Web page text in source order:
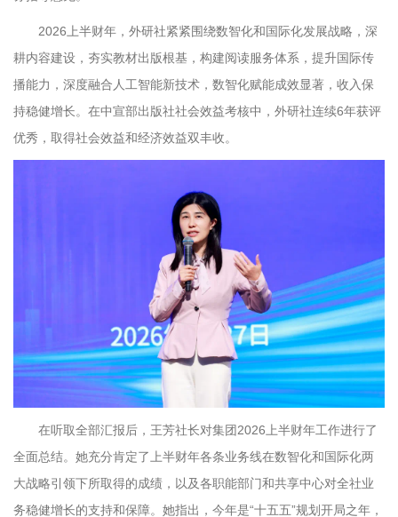
2026上半财年，外研社紧紧围绕数智化和国际化发展战略，深
耕内容建设，夯实教材出版根基，构建阅读服务体系，提升国际传
播能力，深度融合人工智能新技术，数智化赋能成效显著，收入保
持稳健增长。在中宣部出版社社会效益考核中，外研社连续6年获评
优秀，取得社会效益和经济效益双丰收。
在听取全部汇报后，王芳社长对集团2026上半财年工作进行了
全面总结。她充分肯定了上半财年各条业务线在数智化和国际化两
大战略引领下所取得的成绩，以及各职能部门和共享中心对全社业
务稳健增长的支持和保障。她指出，今年是“十五五”规划开局之年，